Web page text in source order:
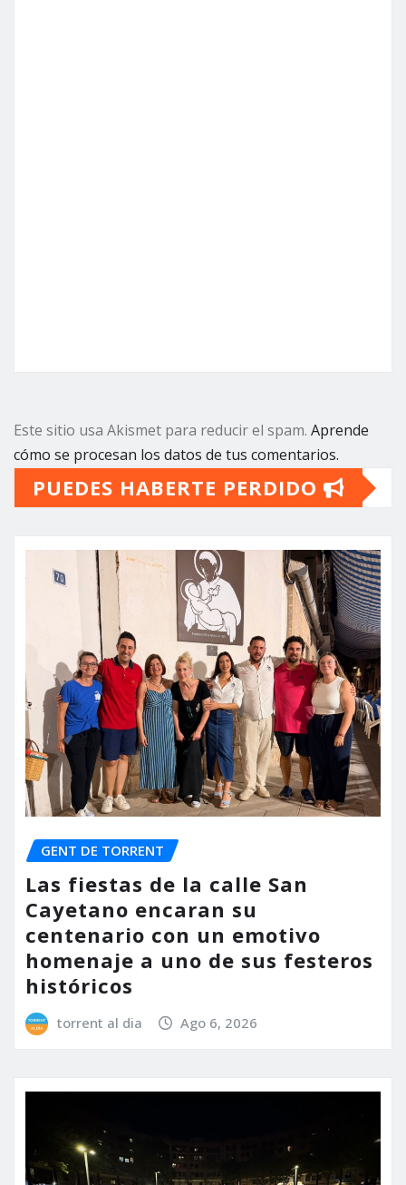
Este sitio usa Akismet para reducir el spam. Aprende
cómo se procesan los datos de tus comentarios.
PUEDES HABERTE PERDIDO
GENT DE TORRENT
Las fiestas de la calle San
Cayetano encaran su
centenario con un emotivo
homenaje a uno de sus festeros
históricos
torrent al dia Ago 6, 2026